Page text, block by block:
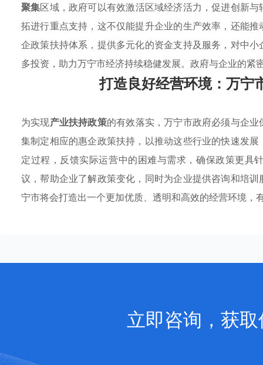
聚集区域，政府可以有效激活区域经济活力，促进创新
拓进行重点支持，这不仅能提升企业的生产效率，还能
企政策扶持体系，提供多元化的资金支持及服务，对中
多投资，助力万宁市经济持续稳健发展。政府与企业的
打造良好经营环境：万宁
为实现产业扶持政策的有效落实，万宁市政府必须与企
集制定相应的惠企政策扶持，以推动这些行业的快速发
定过程，反馈实际运营中的困难与需求，确保政策更具
议，帮助企业了解政策变化，同时为企业提供咨询和培
宁市将会打造出一个更加优质、透明和高效的经营环境，
立即咨询，获